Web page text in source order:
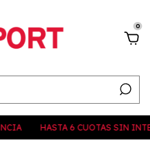
0
HASTA 6 CUOTAS SIN